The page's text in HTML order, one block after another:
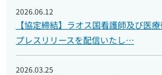
2026.06.12
【協定締結】ラオス国看護師及び医
プレスリリースを配信いたし…
2026.03.25